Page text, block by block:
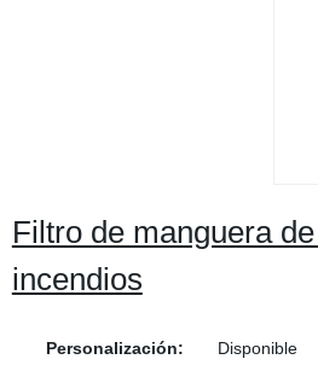
Filtro de manguera
incendios
Personalización:
Disponible